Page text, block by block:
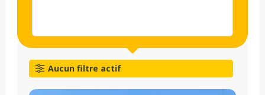
Aucun filtre actif